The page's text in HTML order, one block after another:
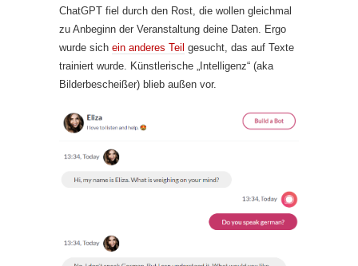
ChatGPT fiel durch den Rost, die wollen gleichmal
zu Anbeginn der Veranstaltung deine Daten. Ergo
wurde sich ein anderes Teil gesucht, das auf Texte
trainiert wurde. Künstlerische „Intelligenz“ (aka
Bilderbescheißer) blieb außen vor.